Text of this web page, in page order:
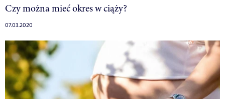
Czy można mieć okres w ciąży?
07.03.2020